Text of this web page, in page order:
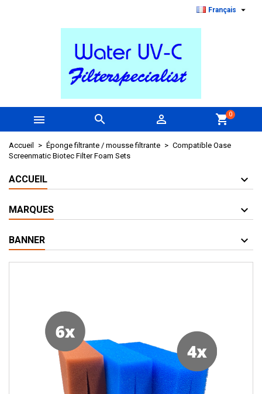
Français 
   shopping_cart0
Accueil Éponge filtrante / mousse filtrante
Compatible Oase
Screenmatic Biotec Filter Foam Sets
ACCUEIL
MARQUES
BANNER